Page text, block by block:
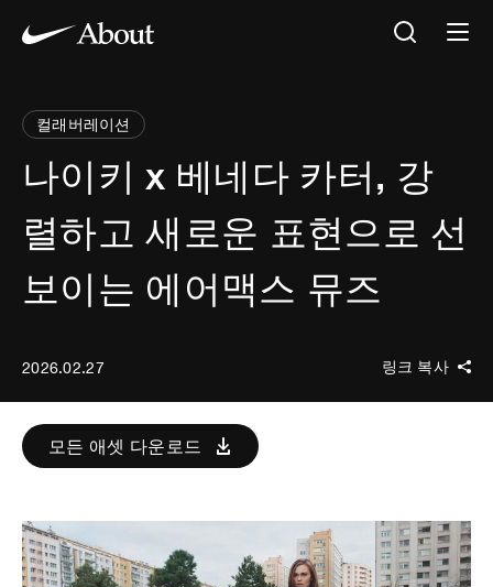
컬래버레이션
나이키 x 베네다 카터, 강
렬하고 새로운 표현으로 선
보이는 에어맥스 뮤즈
2026.02.27 링크 복사
모든 애셋 다운로드